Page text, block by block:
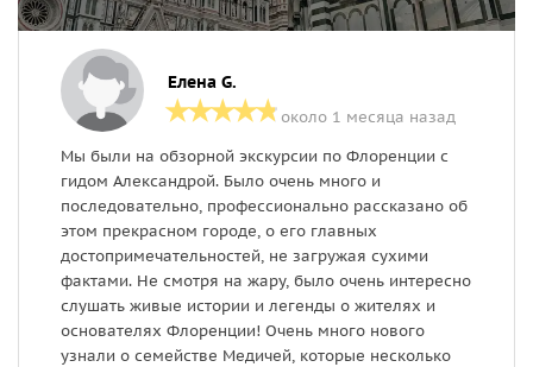
Елена G.
около 1 месяца назад
Мы были на обзорной экскурсии по Флоренции с
гидом Александрой. Было очень много и
последовательно, профессионально рассказано об
этом прекрасном городе, о его главных
достопримечательностей, не загружая сухими
фактами. Не смотря на жару, было очень интересно
слушать живые истории и легенды о жителях и
основателях Флоренции! Очень много нового
узнали о семействе Медичей, которые несколько